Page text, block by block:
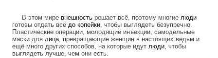
В этом мире внешность решает всё, поэтому многие люди
готовы отдать всё до копейки, чтобы выглядеть безупречно.
Пластические операции, молодящие инъекции, самодельные
маски для лица, превращающие женщин в настоящих ведьм и
ещё много других способов, на которые идут люди, чтобы
выглядеть лучше, чем они есть.